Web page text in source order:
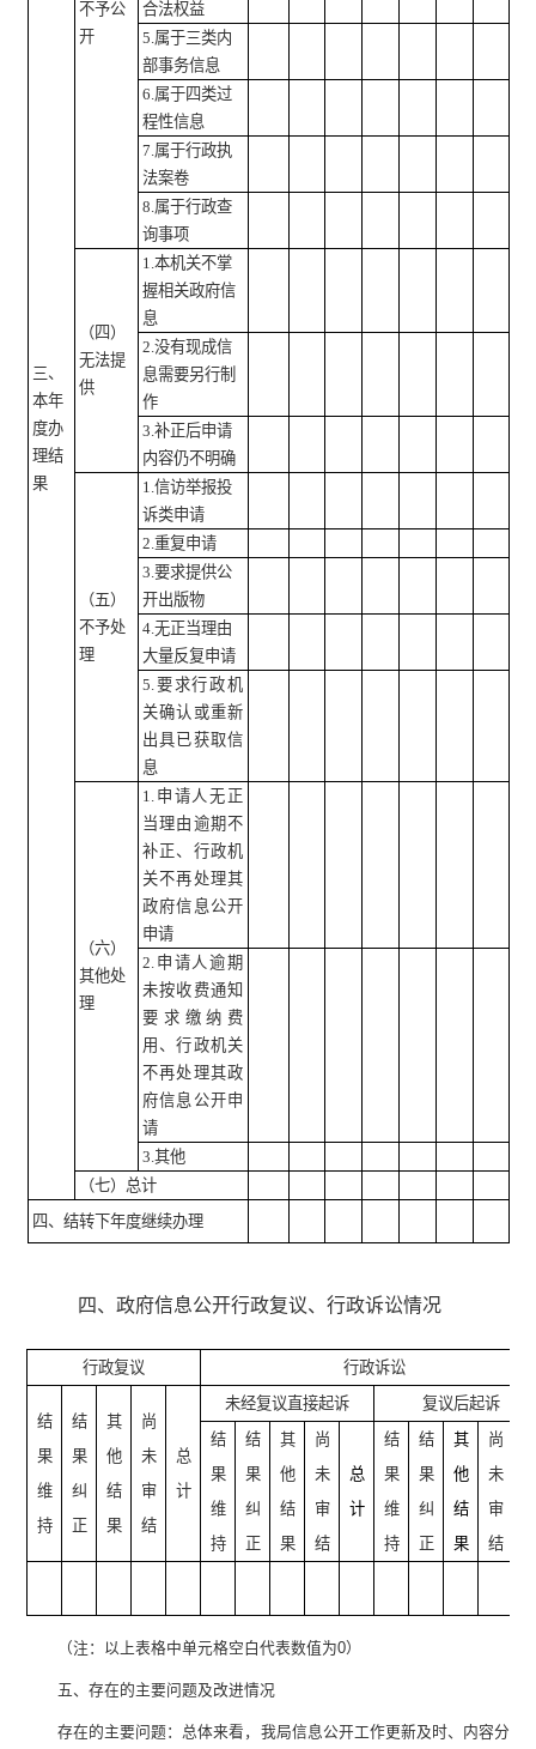
三、
本年
度办
理结
果
不予公
开
合法权益
5.属于三类内
部事务信息
6.属于四类过
程性信息
7.属于行政执
法案卷
8.属于行政查
询事项
（四）
无法提
供
1.本机关不掌
握相关政府信
息
2.没有现成信
息需要另行制
作
3.补正后申请
内容仍不明确
（五）
不予处
理
1.信访举报投
诉类申请
2.重复申请
3.要求提供公
开出版物
4.无正当理由
大量反复申请
5.要求行政机
关确认或重新
出具已获取信
息
（六）
其他处
理
1.申请人无正
当理由逾期不
补正、行政机
关不再处理其
政府信息公开
申请
2.申请人逾期
未按收费通知
要求缴纳费
用、行政机关
不再处理其政
府信息公开申
请
3.其他
（七）总计
四、结转下年度继续办理
四、政府信息公开行政复议、行政诉讼情况
行政复议 行政诉讼
结
果
维
持
结
果
纠
正
其
他
结
果
尚
未
审
结
总
计
未经复议直接起诉
复议后起诉
结
果
维
持
结
果
纠
正
其
他
结
果
尚
未
审
结
总
计
结
果
维
持
结
果
纠
正
其
他
结
果
尚
未
审
结
（注：以上表格中单元格空白代表数值为0）
五、存在的主要问题及改进情况
存在的主要问题：总体来看，我局信息公开工作更新及时、内容分